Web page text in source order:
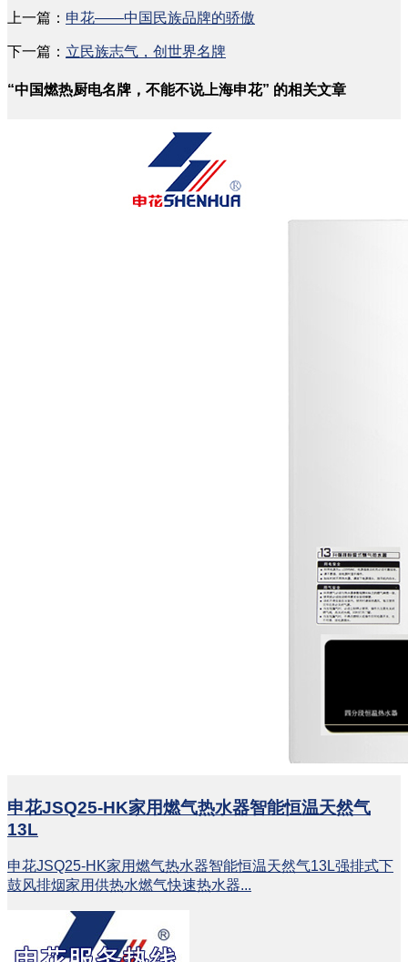
上一篇： 申花——中国民族品牌的骄傲
下一篇： 立民族志气，创世界名牌
“中国燃热厨电名牌，不能不说上海申花” 的相关文章
申花JSQ25-HK家用燃气热水器智能恒温天然气
13L
申花JSQ25-HK家用燃气热水器智能恒温天然气13L强排式下
鼓风排烟家用供热水燃气快速热水器...